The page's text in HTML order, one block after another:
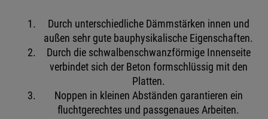
Durch unterschiedliche Dämmstärken innen und
außen sehr gute bauphysikalische Eigenschaften.
Durch die schwalbenschwanzförmige Innenseite
verbindet sich der Beton formschlüssig mit den
Platten.
Noppen in kleinen Abständen garantieren ein
fluchtgerechtes und passgenaues Arbeiten.